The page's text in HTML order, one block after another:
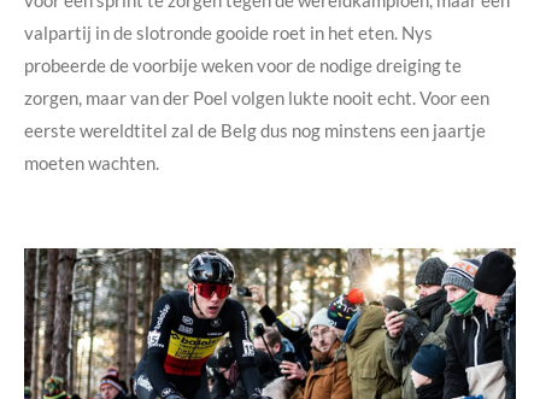
valpartij in de slotronde gooide roet in het eten. Nys
probeerde de voorbije weken voor de nodige dreiging te
zorgen, maar van der Poel volgen lukte nooit echt. Voor een
eerste wereldtitel zal de Belg dus nog minstens een jaartje
moeten wachten.